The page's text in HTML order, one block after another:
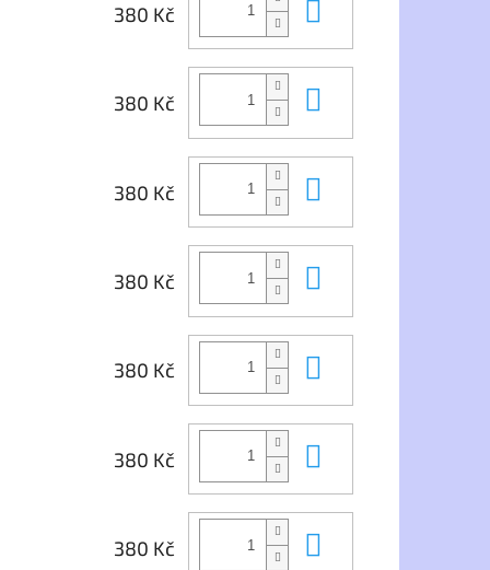
380 Kč
380 Kč
380 Kč
380 Kč
380 Kč
380 Kč
380 Kč